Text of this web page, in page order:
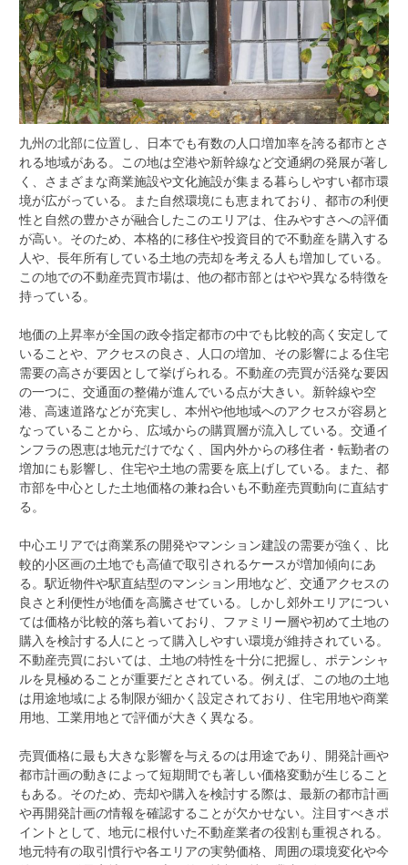
九州の北部に位置し、日本でも有数の人口増加率を誇る都市とさ
れる地域がある。
この地は空港や新幹線など交通網の発展が著し
く、さまざまな商業施設や文化施設が集まる暮らしやすい都市環
境が広がっている。また自然環境にも恵まれており、都市の利便
性と自然の豊かさが融合したこのエリアは、住みやすさへの評価
が高い。そのため、本格的に移住や投資目的で不動産を購入する
人や、長年所有している土地の売却を考える人も増加している。
この地での不動産売買市場は、他の都市部とはやや異なる特徴を
持っている。
地価の上昇率が全国の政令指定都市の中でも比較的高く安定して
いることや、アクセスの良さ、人口の増加、その影響による住宅
需要の高さが要因として挙げられる。不動産の売買が活発な要因
の一つに、交通面の整備が進んでいる点が大きい。新幹線や空
港、高速道路などが充実し、本州や他地域へのアクセスが容易と
なっていることから、広域からの購買層が流入している。交通イ
ンフラの恩恵は地元だけでなく、国内外からの移住者・転勤者の
増加にも影響し、住宅や土地の需要を底上げしている。また、都
市部を中心とした土地価格の兼ね合いも不動産売買動向に直結す
る。
中心エリアでは商業系の開発やマンション建設の需要が強く、比
較的小区画の土地でも高値で取引されるケースが増加傾向にあ
る。駅近物件や駅直結型のマンション用地など、交通アクセスの
良さと利便性が地価を高騰させている。しかし郊外エリアについ
ては価格が比較的落ち着いており、ファミリー層や初めて土地の
購入を検討する人にとって購入しやすい環境が維持されている。
不動産売買においては、土地の特性を十分に把握し、ポテンシャ
ルを見極めることが重要だとされている。例えば、この地の土地
は用途地域による制限が細かく設定されており、住宅用地や商業
用地、工業用地とで評価が大きく異なる。
売買価格に最も大きな影響を与えるのは用途であり、開発計画や
都市計画の動きによって短期間でも著しい価格変動が生じること
もある。そのため、売却や購入を検討する際は、最新の都市計画
や再開発計画の情報を確認することが欠かせない。注目すべきポ
イントとして、地元に根付いた不動産業者の役割も重視される。
地元特有の取引慣行や各エリアの実勢価格、周囲の環境変化や今